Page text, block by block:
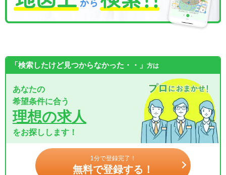
「検索したけど見つからなかった・・」 方は
あなたの
希望条件に合う
理想の求人
をお探しします！
1分で登録完了！
無料で登録する！